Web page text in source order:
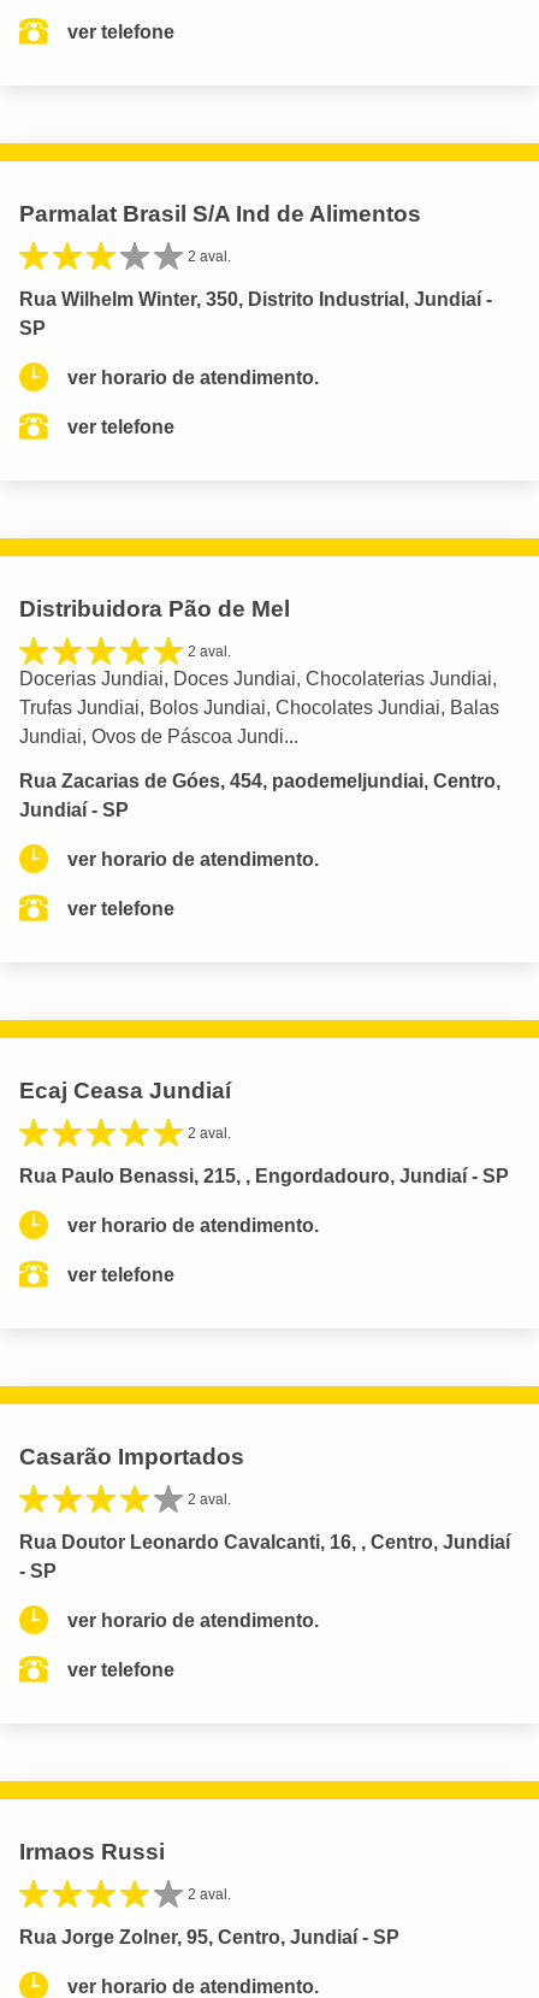
ver telefone
Parmalat Brasil S/A Ind de Alimentos
2 aval.
Rua Wilhelm Winter, 350, Distrito Industrial, Jundiaí -
SP
ver horario de atendimento.
ver telefone
Distribuidora Pão de Mel
2 aval.
Docerias Jundiai, Doces Jundiai, Chocolaterias Jundiai,
Trufas Jundiai, Bolos Jundiai, Chocolates Jundiai, Balas
Jundiai, Ovos de Páscoa Jundi...
Rua Zacarias de Góes, 454, paodemeljundiai, Centro,
Jundiaí - SP
ver horario de atendimento.
ver telefone
Ecaj Ceasa Jundiaí
2 aval.
Rua Paulo Benassi, 215, , Engordadouro, Jundiaí - SP
ver horario de atendimento.
ver telefone
Casarão Importados
2 aval.
Rua Doutor Leonardo Cavalcanti, 16, , Centro, Jundiaí
- SP
ver horario de atendimento.
ver telefone
Irmaos Russi
2 aval.
Rua Jorge Zolner, 95, Centro, Jundiaí - SP
ver horario de atendimento.